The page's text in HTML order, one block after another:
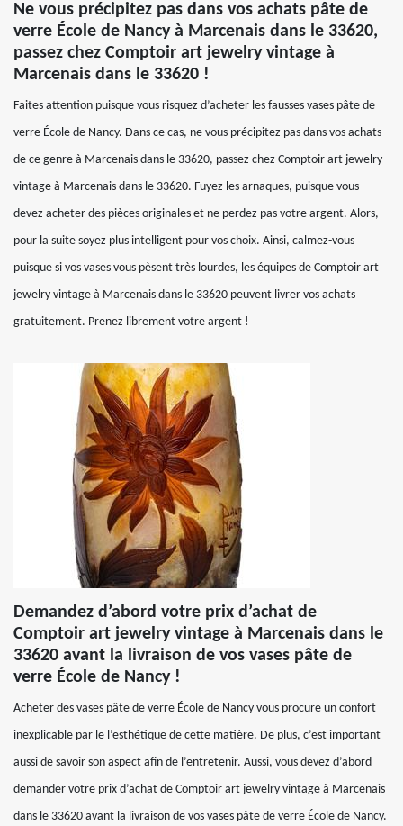
Ne vous précipitez pas dans vos achats pâte de
verre École de Nancy à Marcenais dans le 33620,
passez chez Comptoir art jewelry vintage à
Marcenais dans le 33620 !
Faites attention puisque vous risquez d’acheter les fausses vases pâte de
verre École de Nancy. Dans ce cas, ne vous précipitez pas dans vos achats
de ce genre à Marcenais dans le 33620, passez chez Comptoir art jewelry
vintage à Marcenais dans le 33620. Fuyez les arnaques, puisque vous
devez acheter des pièces originales et ne perdez pas votre argent. Alors,
pour la suite soyez plus intelligent pour vos choix. Ainsi, calmez-vous
puisque si vos vases vous pèsent très lourdes, les équipes de Comptoir art
jewelry vintage à Marcenais dans le 33620 peuvent livrer vos achats
gratuitement. Prenez librement votre argent !
Demandez d’abord votre prix d’achat de
Comptoir art jewelry vintage à Marcenais dans le
33620 avant la livraison de vos vases pâte de
verre École de Nancy !
Acheter des vases pâte de verre École de Nancy vous procure un confort
inexplicable par le l’esthétique de cette matière. De plus, c’est important
aussi de savoir son aspect afin de l’entretenir. Aussi, vous devez d’abord
demander votre prix d’achat de Comptoir art jewelry vintage à Marcenais
dans le 33620 avant la livraison de vos vases pâte de verre École de Nancy.